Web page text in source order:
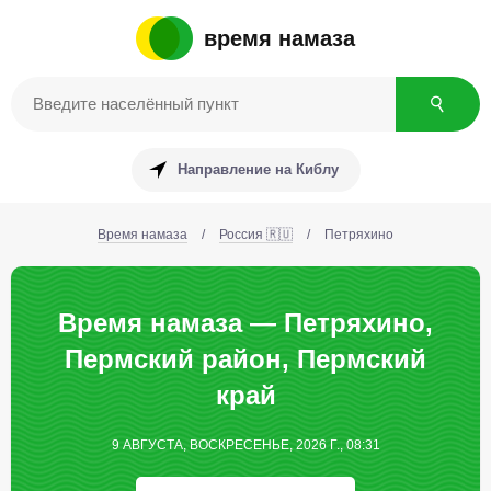
время намаза
Направление на Киблу
Время намаза / Россия 🇷🇺 / Петряхино
Время намаза — Петряхино,
Пермский район, Пермский
край
9 АВГУСТА, ВОСКРЕСЕНЬЕ, 2026 Г., 08:31